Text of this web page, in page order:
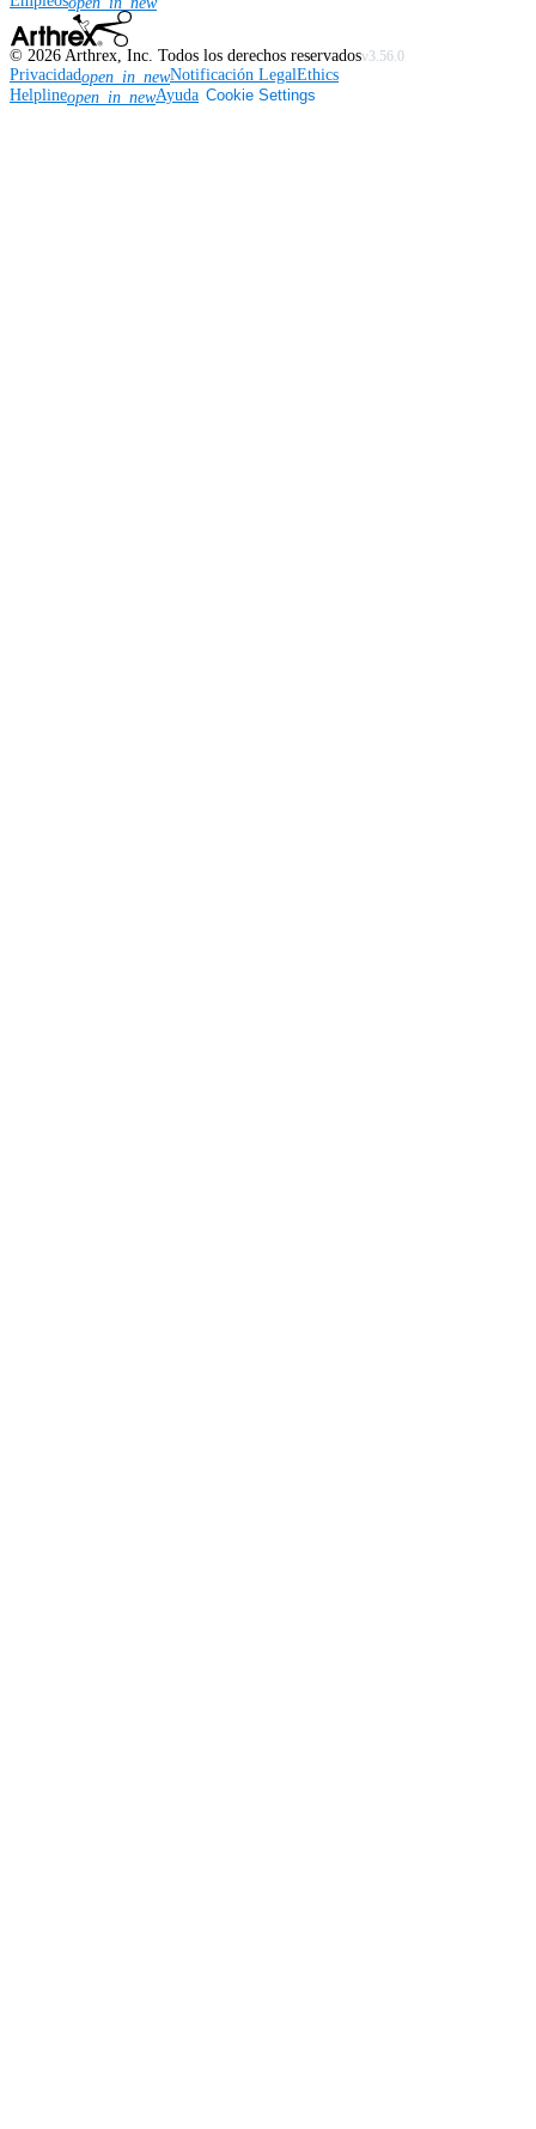
© 2026 Arthrex, Inc. Todos los derechos reservadosv3.56.0
Privacidadopen_in_newNotificación LegalEthics
Helplineopen_in_newAyuda Cookie Settings